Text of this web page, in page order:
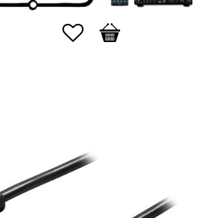
Favoriter
Kundvagn